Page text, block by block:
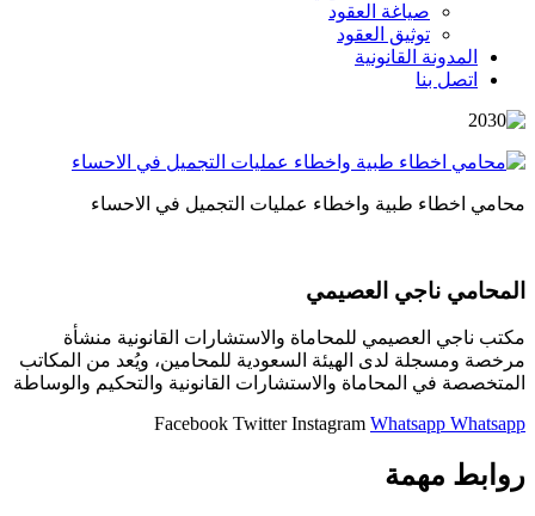
صياغة العقود
توثيق العقود
المدونة القانونية
اتصل بنا
محامي اخطاء طبية واخطاء عمليات التجميل في الاحساء
المحامي ناجي العصيمي
مكتب ناجي العصيمي للمحاماة والاستشارات القانونية منشأة
مرخصة ومسجلة لدى الهيئة السعودية للمحامين، ويُعد من المكاتب
المتخصصة في المحاماة والاستشارات القانونية والتحكيم والوساطة
Facebook Twitter Instagram Whatsapp Whatsapp
روابط مهمة